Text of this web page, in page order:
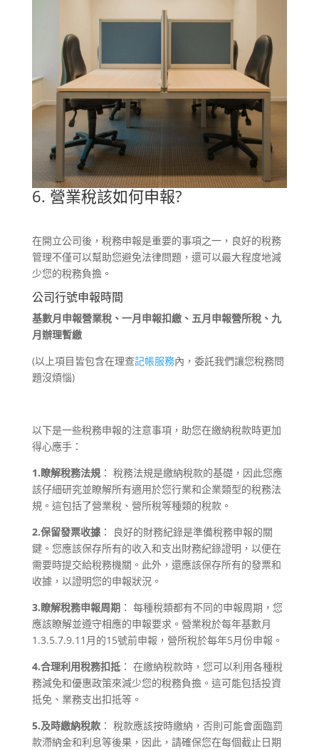
6. 營業稅該如何申報?
在開立公司後，稅務申報是重要的事項之一，良好的稅務
管理不僅可以幫助您避免法律問題，還可以最大程度地減
少您的稅務負擔。
公司行號申報時間
基數月申報營業稅、一月申報扣繳、五月申報營所稅、九
月辦理暫繳
(以上項目皆包含在理查記帳服務內，委託我們讓您稅務問
題沒煩惱)
以下是一些稅務申報的注意事項，助您在繳納稅款時更加
得心應手：
1.瞭解稅務法規： 稅務法規是繳納稅款的基礎，因此您應
該仔細研究並瞭解所有適用於您行業和企業類型的稅務法
規。這包括了營業稅、營所稅等種類的稅款。
2.保留發票收據： 良好的財務紀錄是準備稅務申報的關
鍵。您應該保存所有的收入和支出財務紀錄證明，以便在
需要時提交給稅務機關。此外，還應該保存所有的發票和
收據，以證明您的申報狀況。
3.瞭解稅務申報周期： 每種稅類都有不同的申報周期，您
應該瞭解並遵守相應的申報要求。營業稅於每年基數月
1.3.5.7.9.11月的15號前申報，營所稅於每年5月份申報。
4.合理利用稅務扣抵： 在繳納稅款時，您可以利用各種稅
務減免和優惠政策來減少您的稅務負擔。這可能包括投資
抵免、業務支出扣抵等。
5.及時繳納稅款： 稅款應該按時繳納，否則可能會面臨罰
款滯納金和利息等後果，因此，請確保您在每個截止日期